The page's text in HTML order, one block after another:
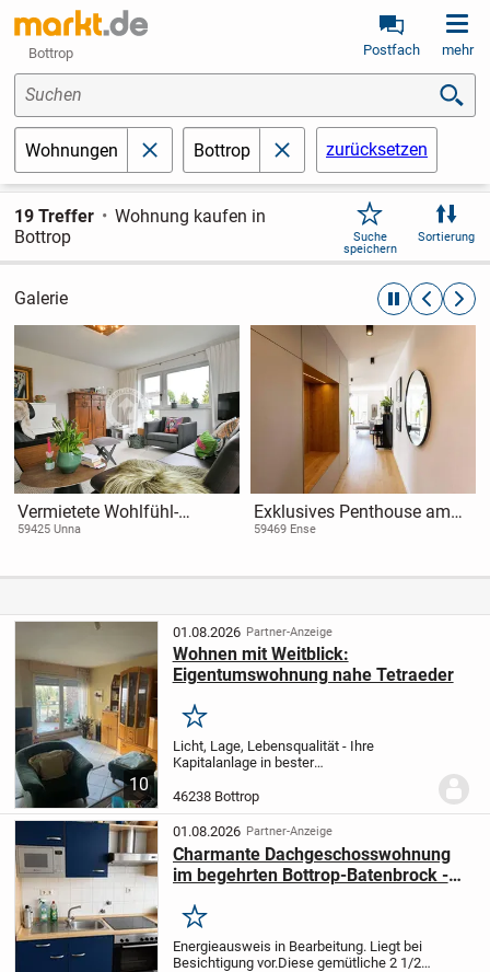
Bottrop Postfach mehr
Suchen
Wohnungen schließenBottrop schließenzurücksetzen
19 Treffer
Wohnung kaufen in
Bottrop
Suche
speichern
Sortierung
Galerie automatische
Vermietete Wohlfühl-
Eigentumswohnung mit
eigenem Eingang in
59425 Unna
Exklusives Penthouse am
Park - modernes Wohnen
Bremen!
59469 Ense
10
01.08.2026 Partner-Anzeige
Wohnen mit Weitblick:
Eigentumswohnung nahe Tetraeder
Merken
Licht, Lage, Lebensqualität - Ihre
Kapitalanlage in bester
attraktivsten Wohngegenden der Stadt!
Diese lichtdurchflutete
Eigentumswohnung überzeugt nicht nur
durch...
46238 Bottrop
01.08.2026 Partner-Anzeige
Charmante Dachgeschosswohnung
im begehrten Bottrop-Batenbrock -
Merken
Energieausweis in Bearbeitung. Liegt bei
Besichtigung vor.Diese gemütliche 2 1/2-